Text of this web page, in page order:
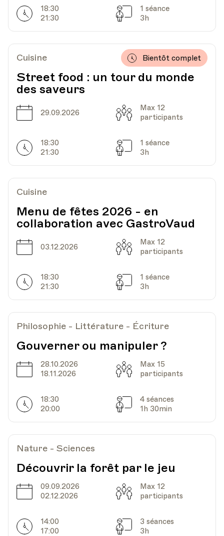
Horarires
18:30
21:30
Séances
1 séance
3h
Cuisine
Street food : un tour du monde
des saveurs
Bientôt complet
Date
29.09.2026 Capacité
Max 12
participants
Horarires
18:30
21:30
Séances
1 séance
3h
Cuisine
Menu de fêtes 2026 - en
collaboration avec GastroVaud
Date
03.12.2026 Capacité
Max 12
participants
Horarires
18:30
21:30
Séances
1 séance
3h
Philosophie - Littérature - Écriture
Gouverner ou manipuler ?
Date
28.10.2026
18.11.2026
Capacité
Max 15
participants
Horarires
18:30
20:00
Séances
4 séances
1h 30min
Nature - Sciences
Découvrir la forêt par le jeu
Date
09.09.2026
02.12.2026
Capacité
Max 12
participants
Horarires
14:00
17:00
Séances
3 séances
3h